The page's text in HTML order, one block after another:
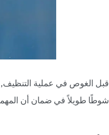
قبل الغوص في عملية التنظيف,
شوطًا طويلاً في ضمان أن